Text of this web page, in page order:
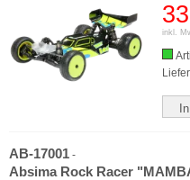
inkl.
AB-17001 -
Absima Rock Racer